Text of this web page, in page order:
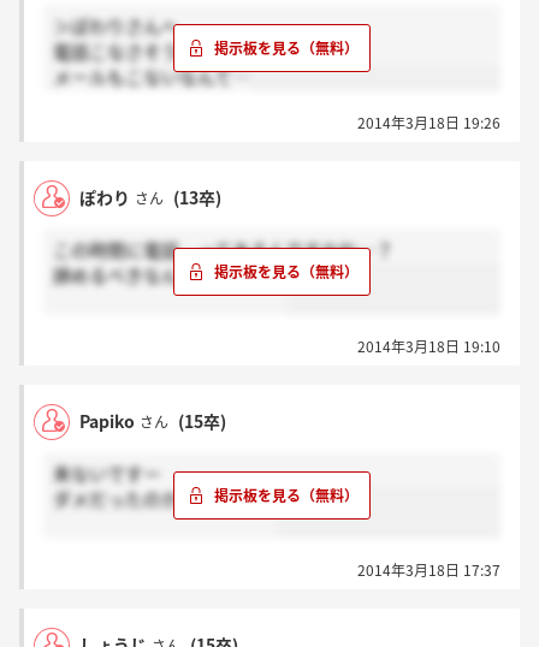
＞ぽわりさんへ
電話こなさそうですよね（ ; ; ）
メールもこないなんて…
2014年3月18日 19:26
ぽわり さん (13卒)
この時間に電話、ってあるんですかね…？
諦めるべきなんだろうなぁ。
2014年3月18日 19:10
Papiko さん (15卒)
来ないですー
ダメだったのかな(´・_・`)
2014年3月18日 17:37